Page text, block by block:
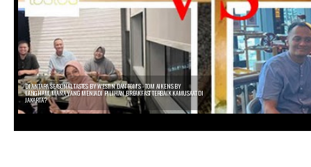
DI ANTARA SEASONAL TASTES BY WESTIN DAN TOM’S - TOM AIKENS BY
LANGHAM, MANA YANG MENJADI PILIHAN BREAKFAST TERBAIK KAMU SAAT DI
JAKARTA ?